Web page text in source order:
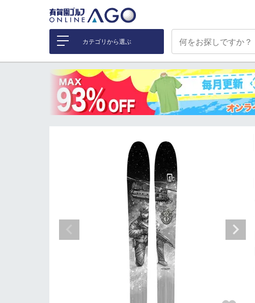
カテゴリから選ぶ